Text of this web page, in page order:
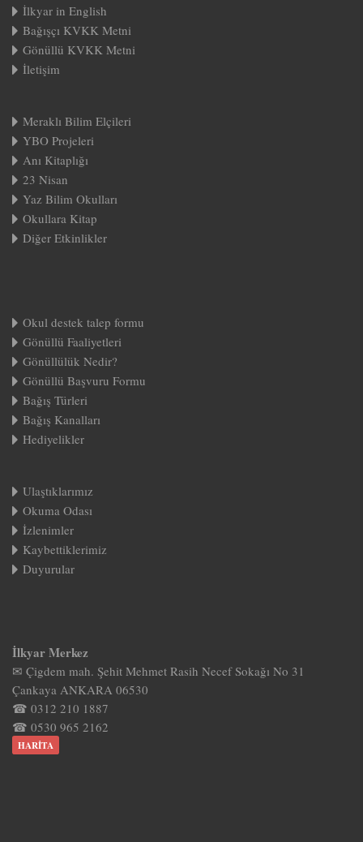
İlkyar in English
Bağışçı KVKK Metni
Gönüllü KVKK Metni
İletişim
Meraklı Bilim Elçileri
YBO Projeleri
Anı Kitaplığı
23 Nisan
Yaz Bilim Okulları
Okullara Kitap
Diğer Etkinlikler
Okul destek talep formu
Gönüllü Faaliyetleri
Gönüllülük Nedir?
Gönüllü Başvuru Formu
Bağış Türleri
Bağış Kanalları
Hediyelikler
Ulaştıklarımız
Okuma Odası
İzlenimler
Kaybettiklerimiz
Duyurular
İlkyar Merkez
✉ Çigdem mah. Şehit Mehmet Rasih Necef Sokağı No 31
Çankaya ANKARA 06530
☎ 0312 210 1887
☎ 0530 965 2162
HARITA